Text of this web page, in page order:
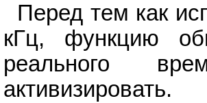
Перед тем как
кГц, функцию
реального
активизировать.